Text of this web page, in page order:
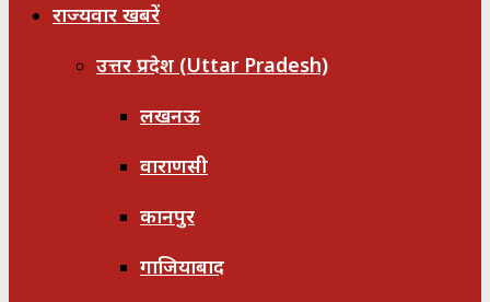
राज्यवार खबरें
उत्तर प्रदेश (Uttar Pradesh)
लखनऊ
वाराणसी
कानपुर
गाजियाबाद